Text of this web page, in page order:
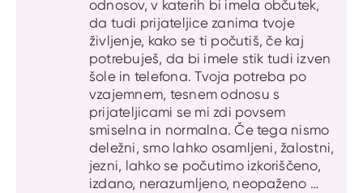
odnosov, v katerih bi imela občutek,
da tudi prijateljice zanima tvoje
življenje, kako se ti počutiš, če kaj
potrebuješ, da bi imele stik tudi izven
šole in telefona. Tvoja potreba po
vzajemnem, tesnem odnosu s
prijateljicami se mi zdi povsem
smiselna in normalna. Če tega nismo
deležni, smo lahko osamljeni, žalostni,
jezni, lahko se počutimo izkoriščeno,
izdano, nerazumljeno, neopaženo …